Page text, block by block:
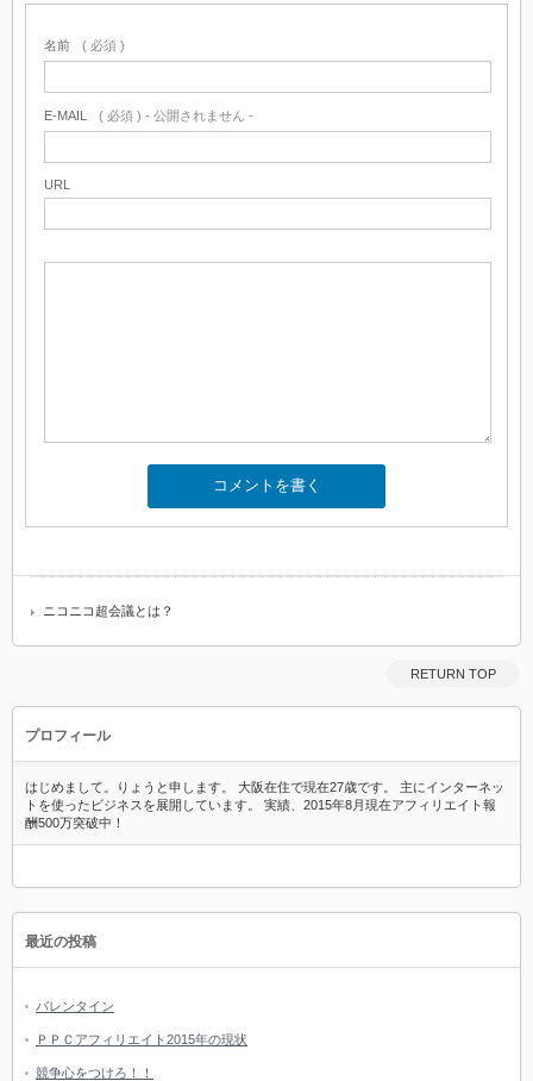
名前 ( 必須 )
E-MAIL ( 必須 ) - 公開されません -
URL
ニコニコ超会議とは？
RETURN TOP
プロフィール
はじめまして。りょうと申します。 大阪在住で現在27歳です。 主にインターネッ
トを使ったビジネスを展開しています。 実績、2015年8月現在アフィリエイト報
酬500万突破中！
最近の投稿
バレンタイン
ＰＰＣアフィリエイト2015年の現状
競争心をつけろ！！